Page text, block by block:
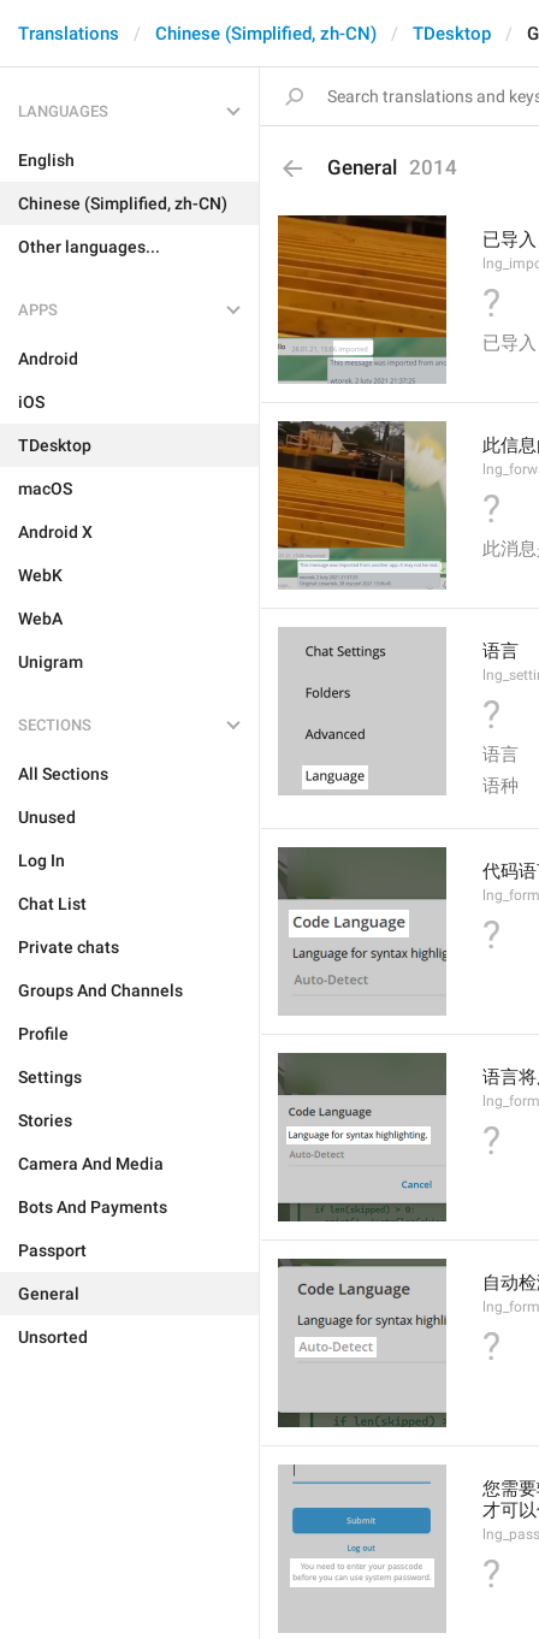
Translations Chinese (Simplified, zh-CN) TDesktop
LANGUAGES
English
Chinese (Simplified, zh-CN)
Other languages...
APPS
Android
iOS
TDesktop
macOS
Android X
WebK
WebA
Unigram
SECTIONS
All Sections
Unused
Log In
Chat List
Private chats
Groups And Channels
Profile
Settings
Stories
Camera And Media
Bots And Payments
Passport
General
Unsorted
General 2014
已导入
?
已导入
此信
?
此消
语言
?
语言
语种
代码
?
语言
?
自动
?
您需
才可
?